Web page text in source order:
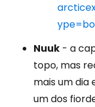
Nuuk - a
topo, mas
mais um dia
um dos